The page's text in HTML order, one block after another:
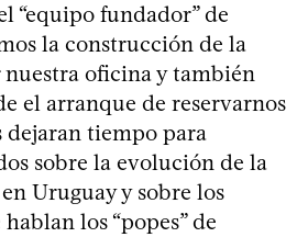
“equipo fundador” de
la construcción de la
nuestra oficina y también
el arranque de reservarnos
dejaran tiempo para
sobre la evolución de la
Uruguay y sobre los
los “popes” de